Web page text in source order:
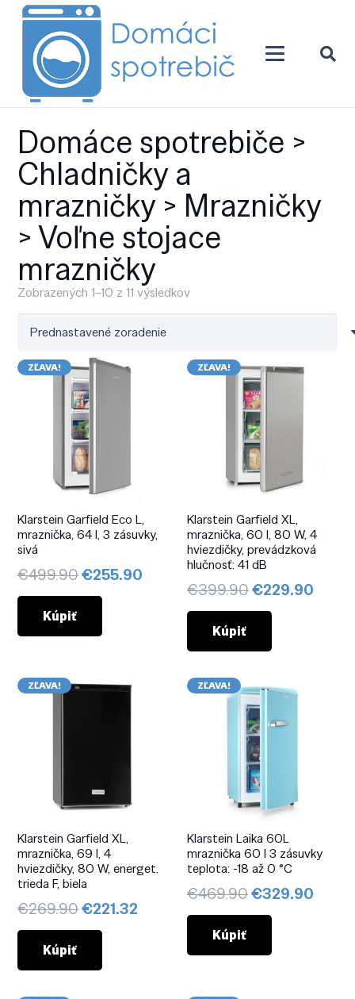
Domáce spotrebiče >
Chladničky a
mrazničky > Mrazničky
> Voľne stojace
mrazničky
Zobrazených 1–10 z 11 výsledkov
ZĽAVA!
Klarstein Garfield Eco L,
mraznička, 64 l, 3 zásuvky,
sivá
€499.90Pôvodná
cena
€499.90.
€255.90 Aktuálna
Kúpiť
ZĽAVA!
Klarstein Garfield XL,
mraznička, 60 l, 80 W, 4
hviezdičky, prevádzková
hlučnosť: 41 dB
€399.90Pôvodná
cena
€399.90.
€229.90
Kúpiť
ZĽAVA!
Klarstein Garfield XL,
mraznička, 69 l, 4
hviezdičky, 80 W, energet.
trieda F, biela
€269.90Pôvodná
cena
€269.90.
€221.32
Kúpiť
ZĽAVA!
Klarstein Laika 60L
mraznička 60 l 3 zásuvky
teplota: -18 až 0 °C
€469.90Pôvodná
cena
€469.90.
€329.90
Kúpiť